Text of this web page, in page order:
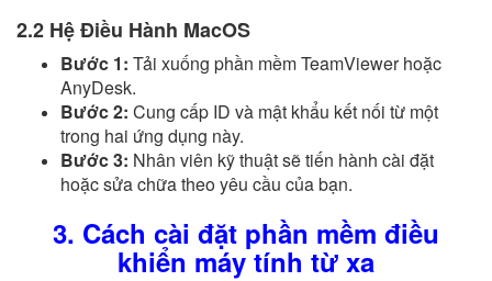
2.2 Hệ Điều Hành MacOS
Bước 1: Tải xuống phần mềm TeamViewer hoặc
AnyDesk.
Bước 2: Cung cấp ID và mật khẩu kết nối từ một
trong hai ứng dụng này.
Bước 3: Nhân viên kỹ thuật sẽ tiến hành cài đặt
hoặc sửa chữa theo yêu cầu của bạn.
3. Cách cài đặt phần mềm điều
khiển máy tính từ xa